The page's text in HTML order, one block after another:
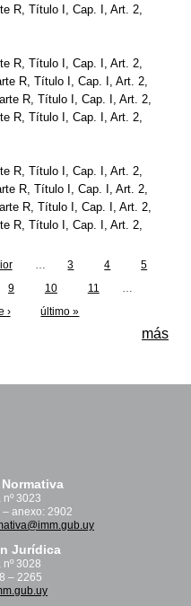
R, Título I, Cap. I, Art. 2,
R, Título I, Cap. I, Art. 2,
R, Título I, Cap. I, Art. 2,
R, Título I, Cap. I, Art. 2,
R, Título I, Cap. I, Art. 2,
R, Título I, Cap. I, Art. 2,
R, Título I, Cap. I, Art. 2,
R, Título I, Cap. I, Art. 2,
R, Título I, Cap. I, Art. 2,
… 3 4
5
9 10 11
…
›
último »
más
3023
anexo: 2902
Jurídica
3028
– 2265